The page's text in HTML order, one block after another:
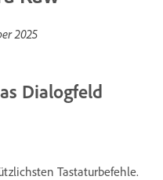
2025
Dialogfeld
Tastaturbefehle.